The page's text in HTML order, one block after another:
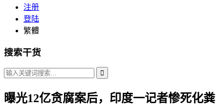
注册
登陆
繁體
搜索干货
曝光12亿贪腐案后，印度一记者惨死化粪